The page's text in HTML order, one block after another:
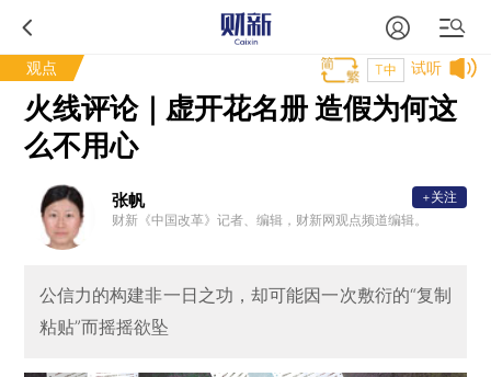
观点 试听
T中
火线评论｜虚开花名册 造假为何这
么不用心
张帆
财新《中国改革》记者、编辑，财新网观点频道编辑。
+关注
公信力的构建非一日之功，却可能因一次敷衍的“复制
粘贴”而摇摇欲坠